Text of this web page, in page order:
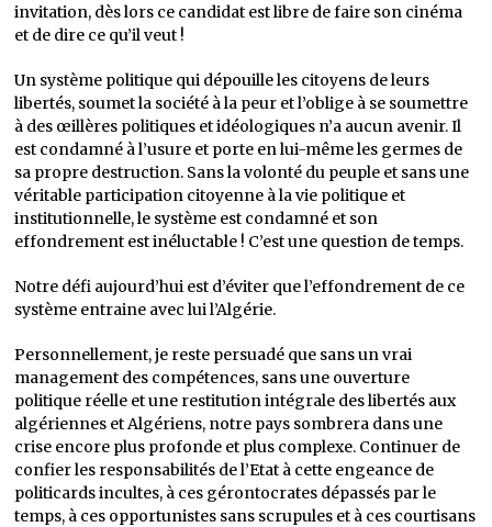
invitation, dès lors ce candidat est libre de faire son cinéma
et de dire ce qu’il veut !
Un système politique qui dépouille les citoyens de leurs
libertés, soumet la société à la peur et l’oblige à se soumettre
à des œillères politiques et idéologiques n’a aucun avenir. Il
est condamné à l’usure et porte en lui-même les germes de
sa propre destruction. Sans la volonté du peuple et sans une
véritable participation citoyenne à la vie politique et
institutionnelle, le système est condamné et son
effondrement est inéluctable ! C’est une question de temps.
Notre défi aujourd’hui est d’éviter que l’effondrement de ce
système entraine avec lui l’Algérie.
Personnellement, je reste persuadé que sans un vrai
management des compétences, sans une ouverture
politique réelle et une restitution intégrale des libertés aux
algériennes et Algériens, notre pays sombrera dans une
crise encore plus profonde et plus complexe. Continuer de
confier les responsabilités de l’Etat à cette engeance de
politicards incultes, à ces gérontocrates dépassés par le
temps, à ces opportunistes sans scrupules et à ces courtisans